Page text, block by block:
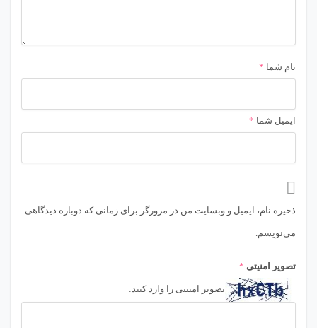
نام شما *
ایمیل شما *
ذخیره نام، ایمیل و وبسایت من در مرورگر برای زمانی که دوباره دیدگاهی
می‌نویسم.
تصویر امنیتی *
تصویر امنیتی را وارد کنید: